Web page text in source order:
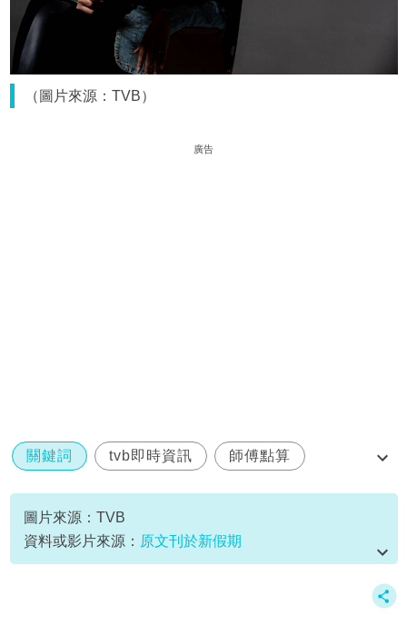
（圖片來源：TVB）
廣告
關鍵詞 tvb即時資訊 師傅點算
玄學
羅泳嫻
圖片來源：TVB
資料或影片來源： 原文刊於新假期